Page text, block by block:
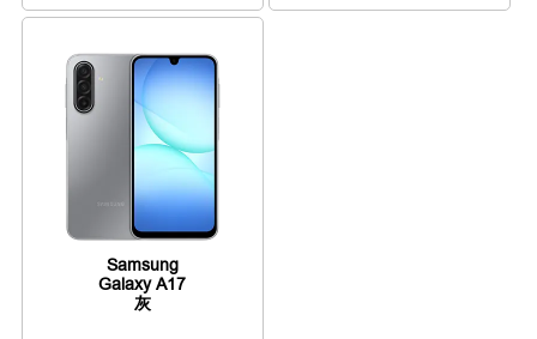
Samsung
Galaxy A17
灰